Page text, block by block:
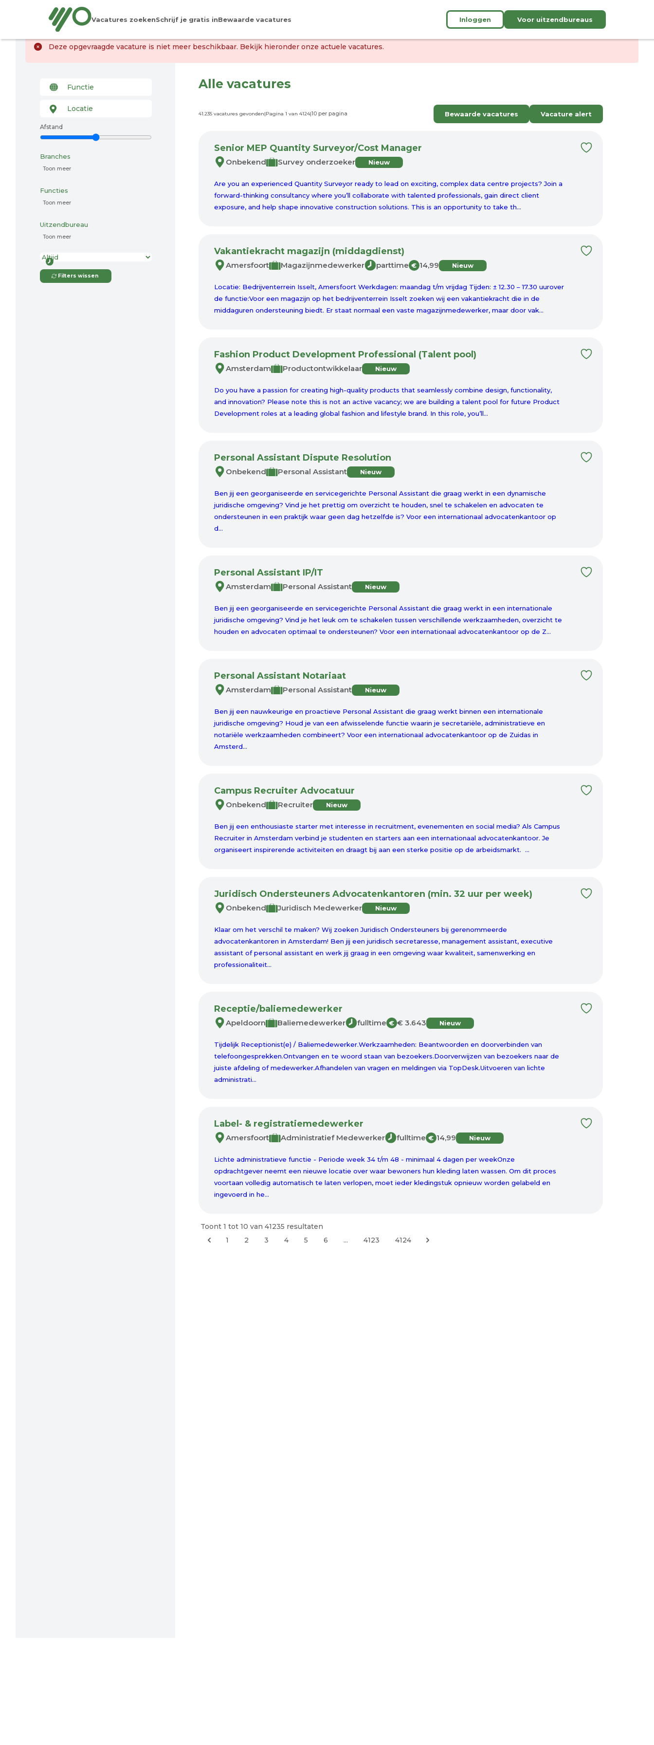
Vacatures zoekenSchrijf je gratis inBewaarde vacatures Inloggen Voor uitzendbureaus
Deze opgevraagde vacature is niet meer beschikbaar. Bekijk hieronder onze actuele vacatures.
Afstand
Branches
Toon meer
Functies
Toon meer
Uitzendbureau
Toon meer
Filters wissen
Alle vacatures
41.235 vacatures gevonden|Pagina 1 van 4124| Bewaarde vacatures Vacature alert
Senior MEP Quantity Surveyor/Cost Manager
Onbekend Survey onderzoeker Nieuw
Are you an experienced Quantity Surveyor ready to lead on exciting, complex data centre projects? Join a
forward-thinking consultancy where you’ll collaborate with talented professionals, gain direct client
exposure, and help shape innovative construction solutions. This is an opportunity to take th...
Vakantiekracht magazijn (middagdienst)
Amersfoort Magazijnmedewerker parttime € 14,99 Nieuw
Locatie: Bedrijventerrein Isselt, Amersfoort Werkdagen: maandag t/m vrijdag Tijden: ± 12.30 – 17.30 uurover
de functie:Voor een magazijn op het bedrijventerrein Isselt zoeken wij een vakantiekracht die in de
middaguren ondersteuning biedt. Er staat normaal een vaste magazijnmedewerker, maar door vak...
Fashion Product Development Professional (Talent pool)
Amsterdam Productontwikkelaar Nieuw
Do you have a passion for creating high-quality products that seamlessly combine design, functionality,
and innovation? Please note this is not an active vacancy; we are building a talent pool for future Product
Development roles at a leading global fashion and lifestyle brand. In this role, you’ll...
Personal Assistant Dispute Resolution
Onbekend Personal Assistant Nieuw
Ben jij een georganiseerde en servicegerichte Personal Assistant die graag werkt in een dynamische
juridische omgeving? Vind je het prettig om overzicht te houden, snel te schakelen en advocaten te
ondersteunen in een praktijk waar geen dag hetzelfde is? Voor een internationaal advocatenkantoor op
d...
Personal Assistant IP/IT
Amsterdam Personal Assistant Nieuw
Ben jij een georganiseerde en servicegerichte Personal Assistant die graag werkt in een internationale
juridische omgeving? Vind je het leuk om te schakelen tussen verschillende werkzaamheden, overzicht te
houden en advocaten optimaal te ondersteunen? Voor een internationaal advocatenkantoor op de Z...
Personal Assistant Notariaat
Amsterdam Personal Assistant Nieuw
Ben jij een nauwkeurige en proactieve Personal Assistant die graag werkt binnen een internationale
juridische omgeving? Houd je van een afwisselende functie waarin je secretariële, administratieve en
notariële werkzaamheden combineert? Voor een internationaal advocatenkantoor op de Zuidas in
Amsterd...
Campus Recruiter Advocatuur
Onbekend Recruiter Nieuw
Ben jij een enthousiaste starter met interesse in recruitment, evenementen en social media? Als Campus
Recruiter in Amsterdam verbind je studenten en starters aan een internationaal advocatenkantoor. Je
organiseert inspirerende activiteiten en draagt bij aan een sterke positie op de arbeidsmarkt. ...
Juridisch Ondersteuners Advocatenkantoren (min. 32 uur per week)
Onbekend Juridisch Medewerker Nieuw
Klaar om het verschil te maken? Wij zoeken Juridisch Ondersteuners bij gerenommeerde
advocatenkantoren in Amsterdam! Ben jij een juridisch secretaresse, management assistant, executive
assistant of personal assistant en werk jij graag in een omgeving waar kwaliteit, samenwerking en
professionaliteit...
Receptie/baliemedewerker
Apeldoorn Baliemedewerker fulltime € € 3.643 Nieuw
Tijdelijk Receptionist(e) / Baliemedewerker.Werkzaamheden: Beantwoorden en doorverbinden van
telefoongesprekken.Ontvangen en te woord staan van bezoekers.Doorverwijzen van bezoekers naar de
juiste afdeling of medewerker.Afhandelen van vragen en meldingen via TopDesk.Uitvoeren van lichte
administrati...
Label- & registratiemedewerker
Amersfoort Administratief Medewerker fulltime € 14,99 Nieuw
Lichte administratieve functie - Periode week 34 t/m 48 - minimaal 4 dagen per weekOnze
opdrachtgever neemt een nieuwe locatie over waar bewoners hun kleding laten wassen. Om dit proces
voortaan volledig automatisch te laten verlopen, moet ieder kledingstuk opnieuw worden gelabeld en
ingevoerd in he...
Toont 1 tot 10 van 41235 resultaten
1
2 3 4 5 6 ... 4123 4124